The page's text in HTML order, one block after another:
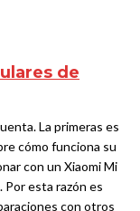
de
La primeras es
cómo funciona su
con un Xiaomi Mi
Por esta razón es
con otros